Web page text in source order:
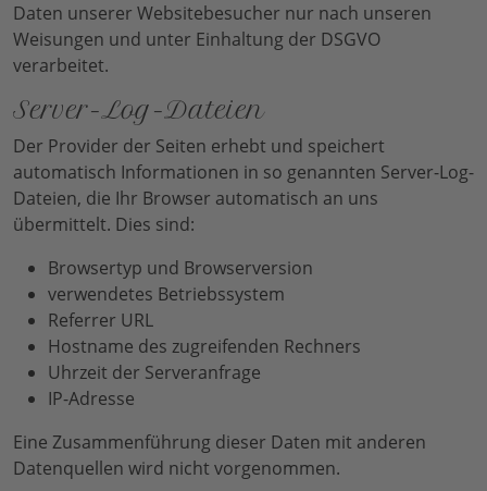
Daten unserer Websitebesucher nur nach unseren
Weisungen und unter Einhaltung der DSGVO
verarbeitet.
Server-Log-Dateien
Der Provider der Seiten erhebt und speichert
automatisch Informationen in so genannten Server-Log-
Dateien, die Ihr Browser automatisch an uns
übermittelt. Dies sind:
Browsertyp und Browserversion
verwendetes Betriebssystem
Referrer URL
Hostname des zugreifenden Rechners
Uhrzeit der Serveranfrage
IP-Adresse
Eine Zusammenführung dieser Daten mit anderen
Datenquellen wird nicht vorgenommen.